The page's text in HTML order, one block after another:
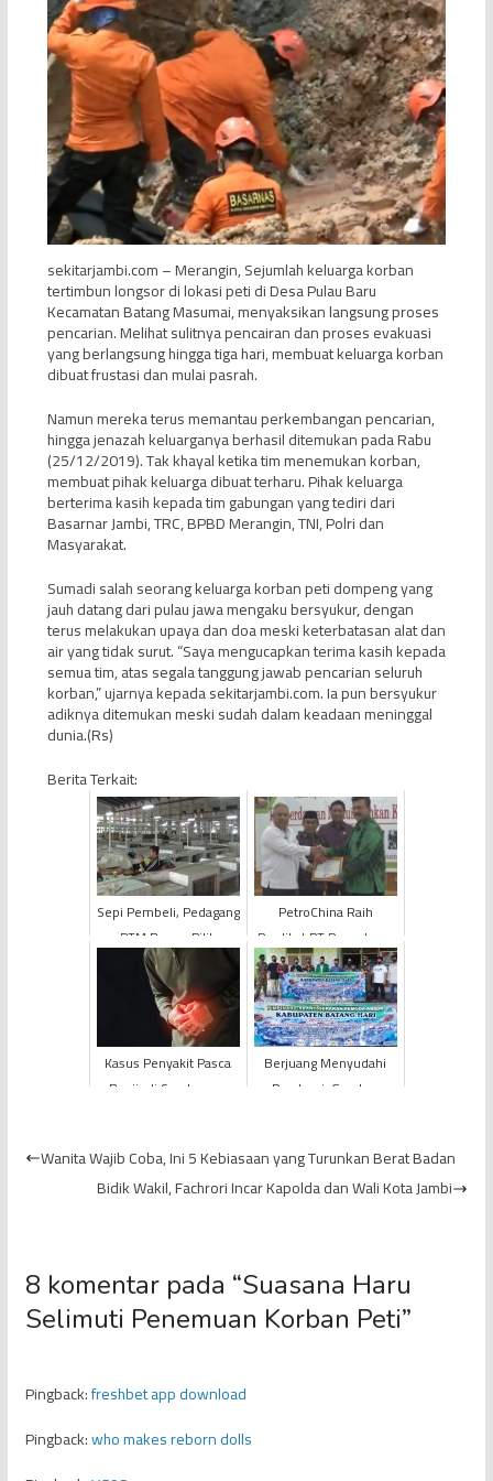
sekitarjambi.com – Merangin, Sejumlah keluarga korban
tertimbun longsor di lokasi peti di Desa Pulau Baru
Kecamatan Batang Masumai, menyaksikan langsung proses
pencarian. Melihat sulitnya pencairan dan proses evakuasi
yang berlangsung hingga tiga hari, membuat keluarga korban
dibuat frustasi dan mulai pasrah.
Namun mereka terus memantau perkembangan pencarian,
hingga jenazah keluarganya berhasil ditemukan pada Rabu
(25/12/2019). Tak khayal ketika tim menemukan korban,
membuat pihak keluarga dibuat terharu. Pihak keluarga
berterima kasih kepada tim gabungan yang tediri dari
Basarnar Jambi, TRC, BPBD Merangin, TNI, Polri dan
Masyarakat.
Sumadi salah seorang keluarga korban peti dompeng yang
jauh datang dari pulau jawa mengaku bersyukur, dengan
terus melakukan upaya dan doa meski keterbatasan alat dan
air yang tidak surut. “Saya mengucapkan terima kasih kepada
semua tim, atas segala tanggung jawab pencarian seluruh
korban,” ujarnya kepada sekitarjambi.com. Ia pun bersyukur
adiknya ditemukan meski sudah dalam keadaan meninggal
dunia.(Rs)
Berita Terkait:
Sepi Pembeli, Pedagang
PTM Bungo Pilih
Tinggalkan Lapak
PetroChina Raih
Predikat PT Penyaluran
Dana CSR Terbesar
Tahun 2019
Kasus Penyakit Pasca
Banjir di Sarolangun
Berjuang Menyudahi
Pandemi, Gerakan
Dukung PPKM dan...
Wanita Wajib Coba, Ini 5 Kebiasaan yang Turunkan Berat Badan
Bidik Wakil, Fachrori Incar Kapolda dan Wali Kota Jambi
8 komentar pada “Suasana Haru
Selimuti Penemuan Korban Peti”
Pingback:freshbet app download
Pingback:who makes reborn dolls